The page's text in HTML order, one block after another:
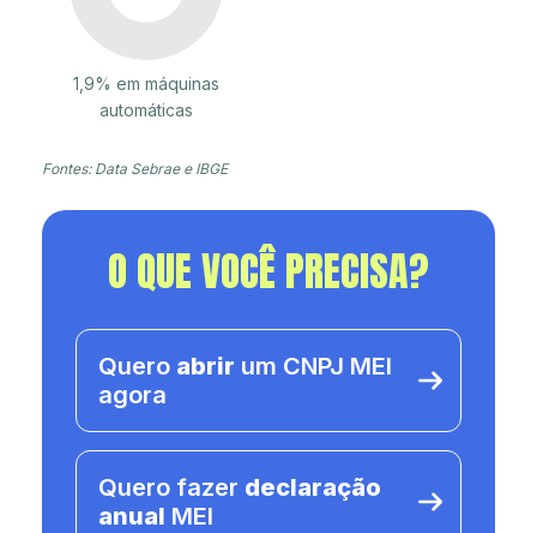
1,9% em máquinas
automáticas
Fontes: Data Sebrae e IBGE
O QUE VOCÊ PRECISA?
Quero abrir um CNPJ MEI
agora
Quero fazer declaração
anual MEI